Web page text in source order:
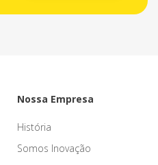
Nossa Empresa
História
Somos Inovação